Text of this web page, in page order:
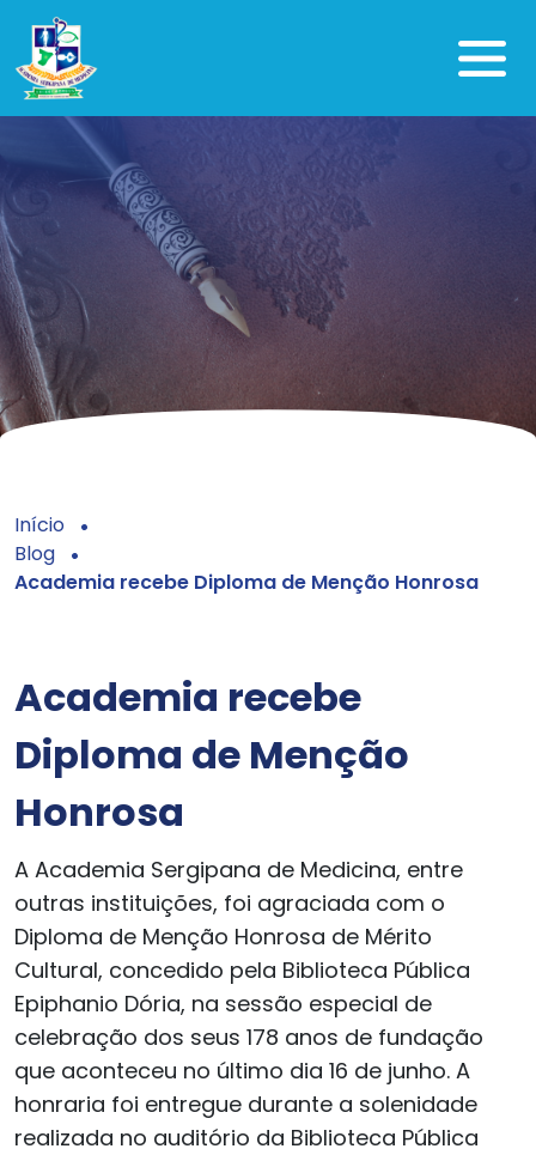
Início
Blog
Academia recebe Diploma de Menção Honrosa
Academia recebe
Diploma de Menção
Honrosa
A Academia Sergipana de Medicina, entre
outras instituições, foi agraciada com o
Diploma de Menção Honrosa de Mérito
Cultural, concedido pela Biblioteca Pública
Epiphanio Dória, na sessão especial de
celebração dos seus 178 anos de fundação
que aconteceu no último dia 16 de junho. A
honraria foi entregue durante a solenidade
realizada no auditório da Biblioteca Pública